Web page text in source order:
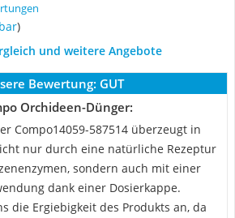
)
und weitere Angebote
Bewertung: GUT
Orchideen-Dünger:
Compo14059-587514 überzeugt in
nur durch eine natürliche Rezeptur
sondern auch mit einer
dank einer Dosierkappe.
die Ergiebigkeit des Produkts an, da